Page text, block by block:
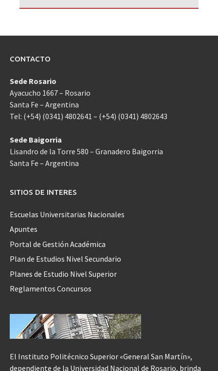
CONTACTO
Sede Rosario
Ayacucho 1667 – Rosario
Santa Fe – Argentina
Tel: (+54) (0341) 4802641 – (+54) (0341) 4802643
Sede Baigorria
Lisandro de la Torre 580 – Granadero Baigorria
Santa Fe – Argentina
SITIOS DE INTERES
Escuelas Universitarias Nacionales
Apuntes
Portal de Gestión Académica
Plan de Estudios Nivel Secundario
Planes de Estudio Nivel Superior
Reglamentos Concursos
El Instituto Politécnico Superior «General San Martín»,
dependiente de la Universidad Nacional de Rosario, brinda